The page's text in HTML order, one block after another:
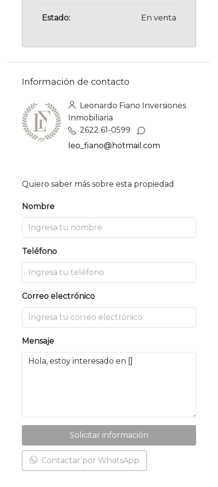
Estado: En venta
Información de contacto
Leonardo Fiano Inversiones
Inmobiliaria
2622 61-0599
leo_fiano@hotmail.com
Quiero saber más sobre esta propiedad
Nombre
Teléfono
Correo electrónico
Mensaje
Solicitar información
Contactar por WhatsApp